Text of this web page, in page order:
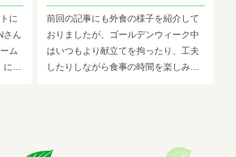
に
ん
ム
ご
前回の記事にも外食の様子を紹介して
おりましたが、ゴールデンウィーク中
はいつもより献立てを拘ったり、工夫
したりしながら食事の時間を楽しみま